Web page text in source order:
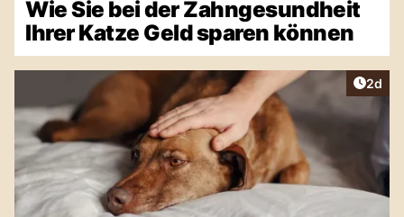
Wie Sie bei der Zahngesundheit
Ihrer Katze Geld sparen können
2d